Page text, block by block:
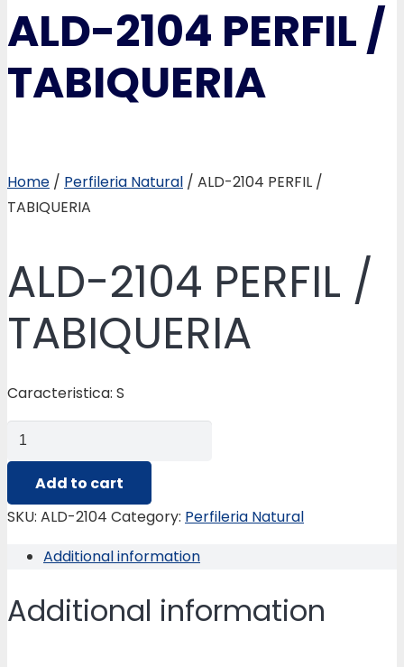
ALD-2104 PERFIL /
TABIQUERIA
Home / Perfileria Natural / ALD-2104 PERFIL /
TABIQUERIA
ALD-2104 PERFIL /
TABIQUERIA
Caracteristica: S
ALD-
2104
PERFIL
/
quantity
Add to cart
SKU: ALD-2104 Category: Perfileria Natural
Additional information
Additional information